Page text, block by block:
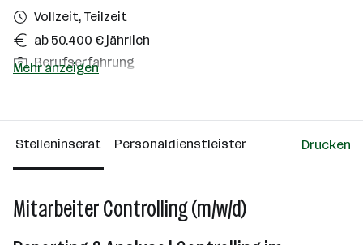
Vollzeit, Teilzeit
ab 50.400 € jährlich
Berufserfahrung
Über das Unternehmen
Wien
Mehr anzeigen
Stelleninserat Personaldienstleister Drucken
Mitarbeiter Controlling (m/w/d)